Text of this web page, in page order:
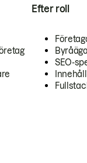
Efter roll
SEO-